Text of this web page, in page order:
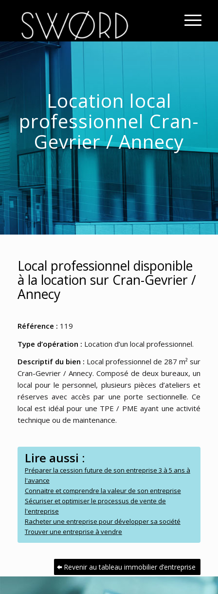
Location local
professionnel Cran-
Gevrier / Annecy
Local professionnel disponible
à la location sur Cran-Gevrier /
Annecy
Référence : 119
Type d’opération : Location d’un local professionnel.
Descriptif du bien : Local professionnel de 287 m² sur
Cran-Gevrier / Annecy. Composé de deux bureaux, un
local pour le personnel, plusieurs pièces d’ateliers et
réserves avec accès par une porte sectionnelle. Ce
local est idéal pour une TPE / PME ayant une activité
technique ou de maintenance.
Lire aussi :
Préparer la cession future de son entreprise 3 à 5 ans à
l'avance
Connaitre et comprendre la valeur de son entreprise
Sécuriser et optimiser le processus de vente de
l'entreprise
Racheter une entreprise pour développer sa société
Trouver une entreprise à vendre
Revenir au tableau immobilier d’entreprise